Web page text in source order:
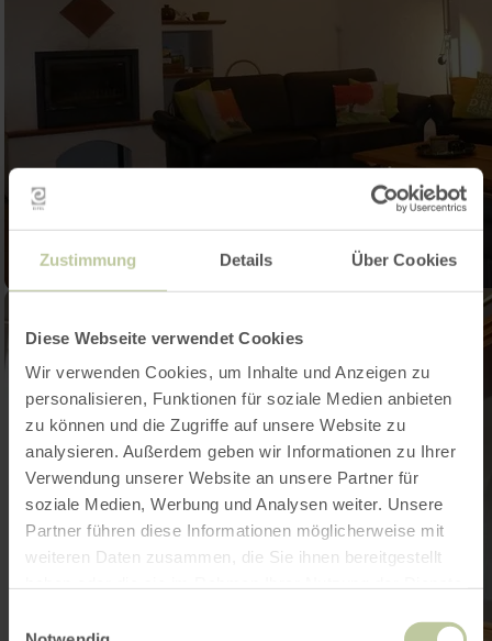
Zustimmung Details Über Cookies
Diese Webseite verwendet Cookies
Wir verwenden Cookies, um Inhalte und Anzeigen zu
personalisieren, Funktionen für soziale Medien anbieten
zu können und die Zugriffe auf unsere Website zu
analysieren. Außerdem geben wir Informationen zu Ihrer
Verwendung unserer Website an unsere Partner für
soziale Medien, Werbung und Analysen weiter. Unsere
Partner führen diese Informationen möglicherweise mit
weiteren Daten zusammen, die Sie ihnen bereitgestellt